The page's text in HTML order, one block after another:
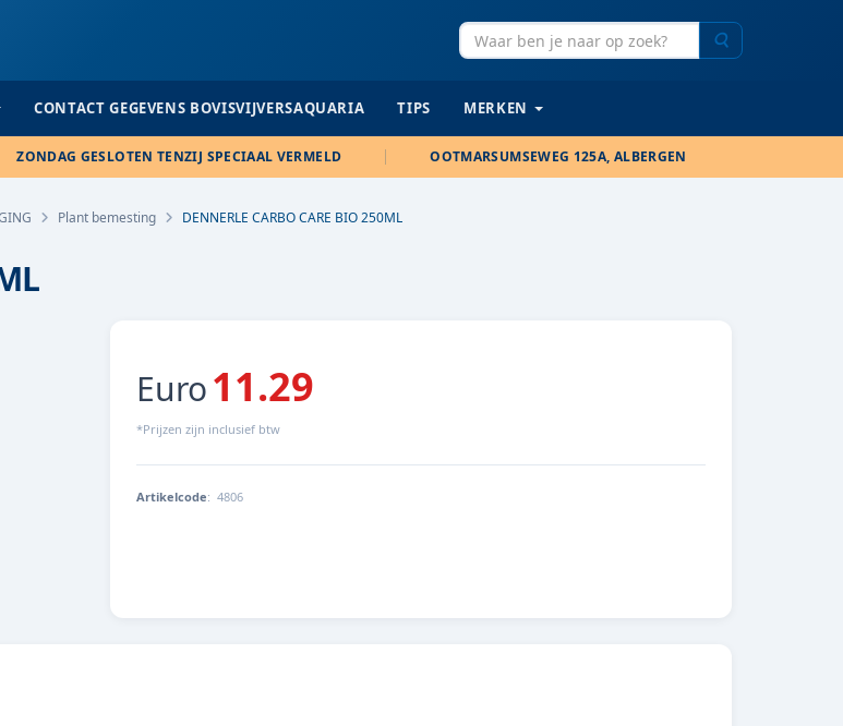
CONTACT GEGEVENS BOVISVIJVERSAQUARIA TIPS MERKEN
ZONDAG GESLOTEN TENZIJ SPECIAAL VERMELD OOTMARSUMSEWEG 125A, ALBERGEN
Plant bemesting DENNERLE CARBO CARE BIO 250ML
Euro11.29
*Prijzen zijn inclusief btw
Artikelcode: 4806